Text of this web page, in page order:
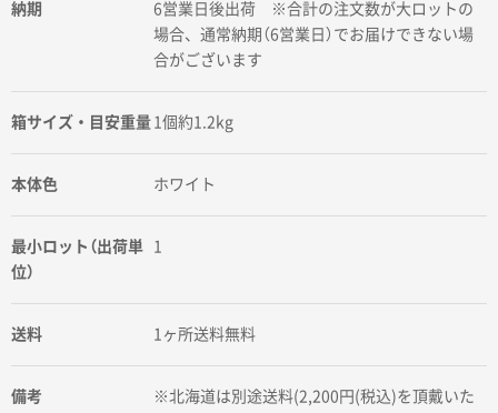
納期
6営業日後出荷 ※合計の注文数が大ロットの
場合、通常納期（6営業日）でお届けできない場
合がございます
箱サイズ・目安重量 1個約1.2kg
本体色 ホワイト
最小ロット（出荷単
位）
1
送料 1ヶ所送料無料
備考
※北海道は別途送料(2,200円(税込)を頂戴いた